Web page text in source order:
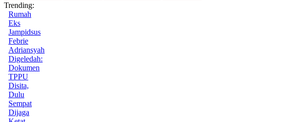
Trending:
Rumah
Eks
Jampidsus
Febrie
Adriansyah
Digeledah:
Dokumen
TPPU
Disita,
Dulu
Sempat
Dijaga